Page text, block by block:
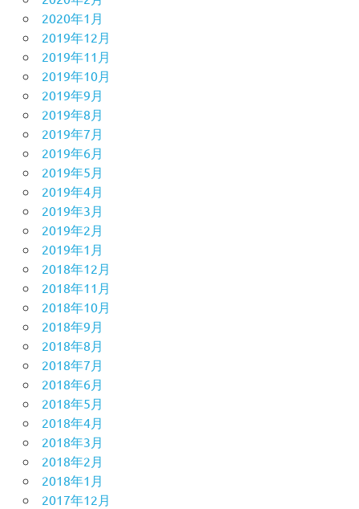
2020年1月
2019年12月
2019年11月
2019年10月
2019年9月
2019年8月
2019年7月
2019年6月
2019年5月
2019年4月
2019年3月
2019年2月
2019年1月
2018年12月
2018年11月
2018年10月
2018年9月
2018年8月
2018年7月
2018年6月
2018年5月
2018年4月
2018年3月
2018年2月
2018年1月
2017年12月